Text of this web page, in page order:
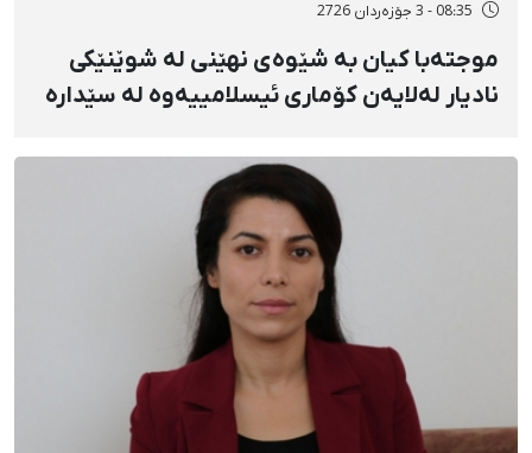
08:35 - 3 جۆزەردان 2726
موجتەبا کیان بە شێوەی نهێنی لە شوێنێکی
نادیار لەلایەن کۆماری ئیسلامییەوە لە سێدارە